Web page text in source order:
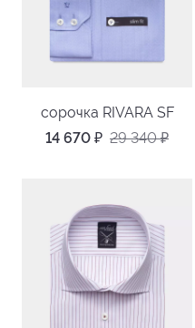
сорочка RIVARA SF
14 670 ₽ 29 340₽